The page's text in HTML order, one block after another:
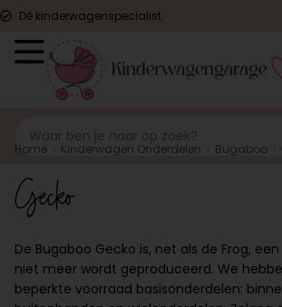
Dé kinderwagenspecialist
Home Kinderwagen Onderdelen Bugaboo
Gecko
De Bugaboo Gecko is, net als de Frog,
niet meer wordt geproduceerd. We
beperkte voorraad basisonderdelen: